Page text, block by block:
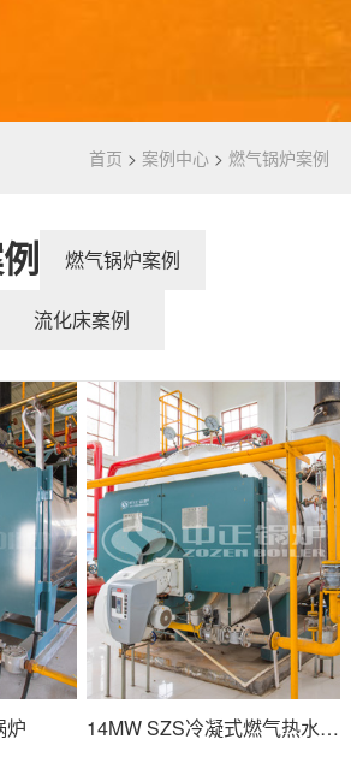
首页 > 案例中心 > 燃气锅炉案例
燃气锅炉案例
流化床案例
炉 14MW SZS冷凝式燃气热水锅炉